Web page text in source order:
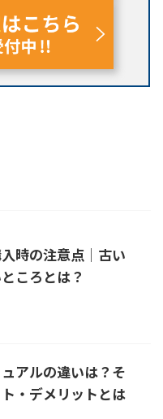
時の注意点│古い
ころとは？
アルの違いは？そ
・デメリットとは